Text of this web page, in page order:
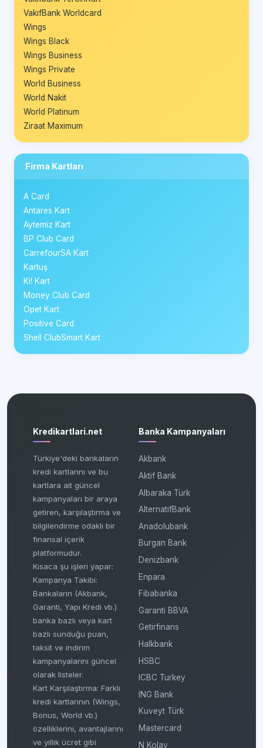
VakıfBank Worldcard
Wings
Wings Black
Wings Business
Wings Private
World Business
World Nakit
World Platinum
Ziraat Maximum
Firma Kartları
A Card
Antares Kart
Aytemiz Kart
BP Club Card
CarrefourSA Kart
Kartuş
Ki! Kart
Money Club Card
Opet Kart
Positive Card
Shell ClubSmart Kart
Kredikartlari.net
Türkiye'deki bankaların
kredi kartlarını ve bu
kartlara ait güncel
kampanyaları bir araya
getiren, karşılaştırma ve
bilgilendirme odaklı bir
finansal içerik
platformudur.
Kısaca şu işleri yapar:
Kampanya Takibi:
Bankaların (Akbank,
Garanti, Yapı Kredi vb.)
banka bazlı veya kart
bazlı sunduğu puan,
taksit ve indirim
kampanyalarını güncel
olarak listeler.
Kart Karşılaştırma: Farklı
kredi kartlarının (Wings,
Bonus, World vb.)
özelliklerini, avantajlarını
ve yıllık ücret gibi
Banka Kampanyaları
Akbank
Aktif Bank
Albaraka Türk
AlternatifBank
Anadolubank
Burgan Bank
Denizbank
Enpara
Fibabanka
Garanti BBVA
Getirfinans
Halkbank
HSBC
ICBC Turkey
ING Bank
Kuveyt Türk
Mastercard
N Kolay